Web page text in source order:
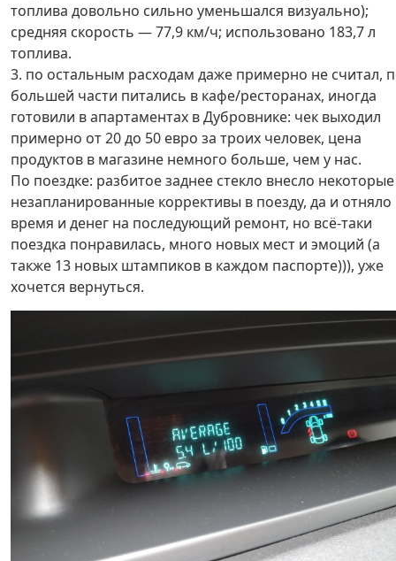
топлива довольно сильно уменьшался визуально);
средняя скорость — 77,9 км/ч; использовано 183,7 л
топлива.
3. по остальным расходам даже примерно не считал,
большей части питались в кафе/ресторанах, иногда
готовили в апартаментах в Дубровнике: чек выходил
примерно от 20 до 50 евро за троих человек, цена
продуктов в магазине немного больше, чем у нас.
По поездке: разбитое заднее стекло внесло некоторые
незапланированные коррективы в поезду, да и отняло
время и денег на последующий ремонт, но всё-таки
поездка понравилась, много новых мест и эмоций (а
также 13 новых штампиков в каждом паспорте))), уже
хочется вернуться.